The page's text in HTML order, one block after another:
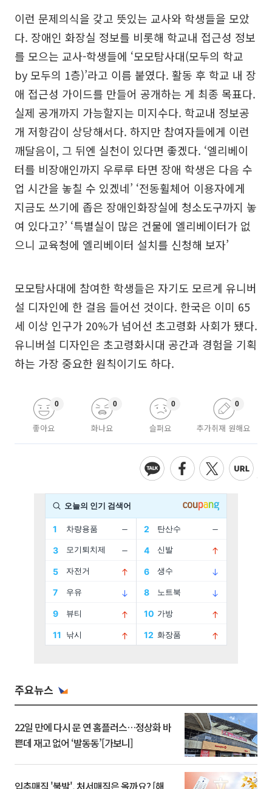
이런 문제의식을 갖고 뜻있는 교사와 학생들을 모았
다. 장애인 화장실 정보를 비롯해 학교내 접근성 정보
를 모으는 교사-학생들에 ‘모모탐사대(모두의 학교
by 모두의 1층)’라고 이름 붙였다. 활동 후 학교 내 장
애 접근성 가이드를 만들어 공개하는 게 최종 목표다.
실제 공개까지 가능할지는 미지수다. 학교내 정보공
개 저항감이 상당해서다. 하지만 참여자들에게 이런
깨달음이, 그 뒤엔 실천이 있다면 좋겠다. ‘엘리베이
터를 비장애인까지 우루루 타면 장애 학생은 다음 수
업 시간을 놓칠 수 있겠네’ ‘전동휠체어 이용자에게
지금도 쓰기에 좁은 장애인화장실에 청소도구까지 놓
여 있다고?’ ‘특별실이 많은 건물에 엘리베이터가 없
으니 교육청에 엘리베이터 설치를 신청해 보자’
모모탐사대에 참여한 학생들은 자기도 모르게 유니버
설 디자인에 한 걸음 들어선 것이다. 한국은 이미 65
세 이상 인구가 20%가 넘어선 초고령화 사회가 됐다.
유니버설 디자인은 초고령화시대 공간과 경험을 기획
하는 가장 중요한 원칙이기도 하다.
좋아요
0
화나요
0
슬퍼요
0
추가취재 원해요
0
주요뉴스
22일 만에 다시 문 연 홈플러스…정상화 바
쁜데 재고 없어 ‘발동동’[가보니]
입추매직 '불발', 처서매직은 올까요? [해